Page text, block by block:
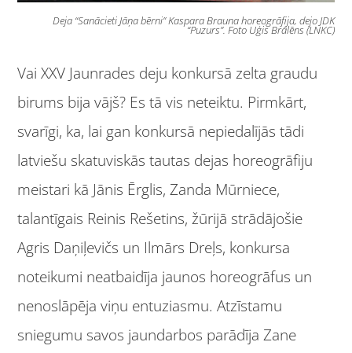
Deja “Sanācieti Jāņa bērni” Kaspara Brauna horeogrāfija, dejo JDK
“Puzurs”. Foto Uģis Brālēns (LNKC)
Vai XXV Jaunrades deju konkursā zelta graudu
birums bija vājš? Es tā vis neteiktu. Pirmkārt,
svarīgi, ka, lai gan konkursā nepiedalījās tādi
latviešu skatuviskās tautas dejas horeogrāfiju
meistari kā Jānis Ērglis, Zanda Mūrniece,
talantīgais Reinis Rešetins, žūrijā strādājošie
Agris Daņiļevičs un Ilmārs Dreļs, konkursa
noteikumi neatbaidīja jaunos horeogrāfus un
nenoslāpēja viņu entuziasmu. Atzīstamu
sniegumu savos jaundarbos parādīja Zane